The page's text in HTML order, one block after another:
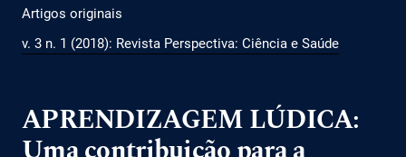
Artigos originais
v. 3 n. 1 (2018): Revista Perspectiva: Ciência e Saúde
APRENDIZAGEM LÚDICA: